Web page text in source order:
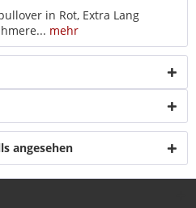
in Rot, Extra Lang
mehr
angesehen